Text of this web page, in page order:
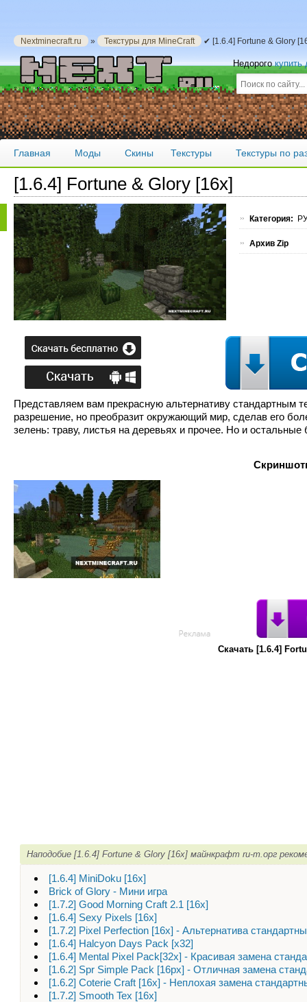
Nextminecraft.ru » Текстуры для MineCraft ✔ [1.6.4] Fortune & Glory
Недорогокупить
Главная Моды Скины Текстуры Текстуры по
[1.6.4] Fortune & Glory [16x]
Категория:
Архив Zip
Представляем вам прекрасную альтернативу стандартным
разрешение, но преобразит окружающий мир, сделав его
зелень: траву, листья на деревьях и прочее. Но и
Скачать [1.6.4]
Наподобие [1.6.4] Fortune & Glory [16x] майнкрафт ru-m.орг
[1.6.4] MiniDoku [16х]
Brick of Glory - Мини игра
[1.7.2] Good Morning Craft 2.1 [16x]
[1.6.4] Sexy Pixels [16х]
[1.7.2] Pixel Perfection [16x] - Альтернатива
[1.6.4] Halcyon Days Pack [x32]
[1.6.4] Mental Pixel Pack[32x] - Красивая замена
[1.6.2] Spr Simple Pack [16px] - Отличная замена
[1.6.2] Coterie Craft [16x] - Неплохая замена
[1.7.2] Smooth Tex [16x]